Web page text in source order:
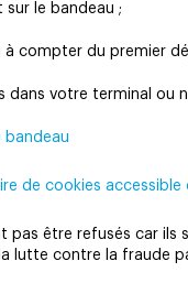
le bandeau ;
compter du premier
dans votre terminal ou
bandeau
de cookies accessible
pas être refusés car
lutte contre la fraude